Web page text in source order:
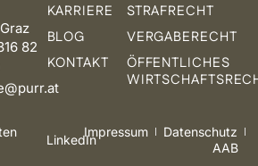
82
KARRIERE
BLOG
KONTAKT
STRAFRECHT
VERGABERECHT
ÖFFENTLICHES
LinkedIn
Impressum
Datenschutz
AAB